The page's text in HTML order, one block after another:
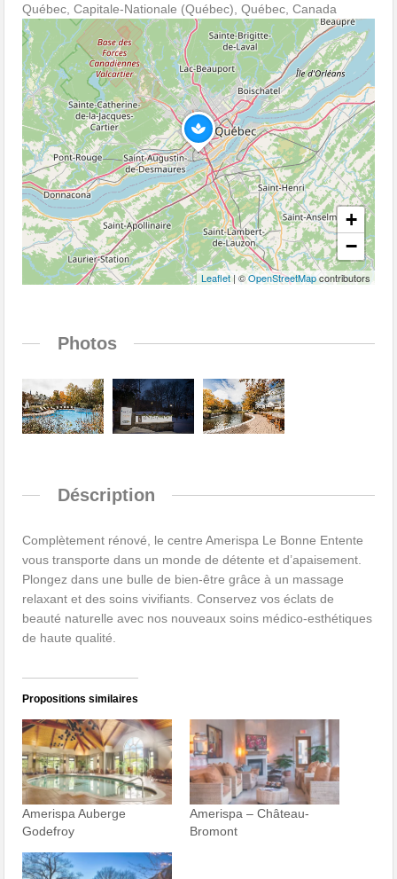
Québec, Capitale-Nationale (Québec), Québec, Canada
+
−
Leaflet| ©OpenStreetMapcontributors
Photos
Déscription
Complètement rénové, le centre Amerispa Le Bonne Entente
vous transporte dans un monde de détente et d’apaisement.
Plongez dans une bulle de bien-être grâce à un massage
relaxant et des soins vivifiants. Conservez vos éclats de
beauté naturelle avec nos nouveaux soins médico-esthétiques
de haute qualité.
Propositions similaires
Amerispa Auberge
Godefroy
Amerispa – Château-
Bromont